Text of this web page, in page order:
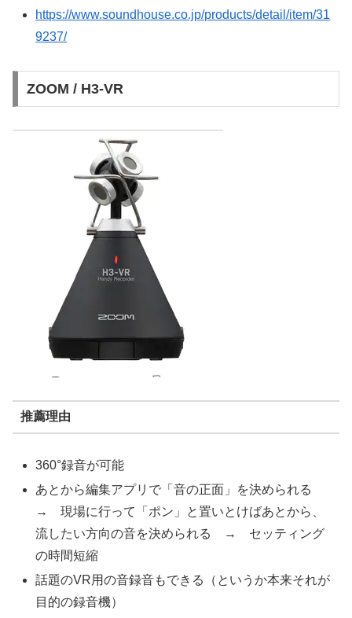
https://www.soundhouse.co.jp/products/detail/item/31
9237/
ZOOM / H3-VR
推薦理由
360°録音が可能
あとから編集アプリで「音の正面」を決められる
→ 現場に行って「ポン」と置いとけばあとから、
流したい方向の音を決められる → セッティング
の時間短縮
話題のVR用の音録音もできる（というか本来それが
目的の録音機）